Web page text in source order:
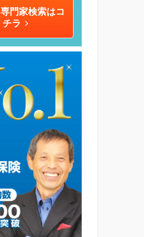
専門家検索はコ
チラ